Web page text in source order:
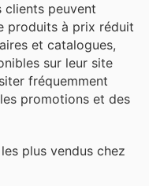
clients peuvent
produits à prix réduit
et catalogues,
sur leur site
fréquemment
promotions et des
plus vendus chez